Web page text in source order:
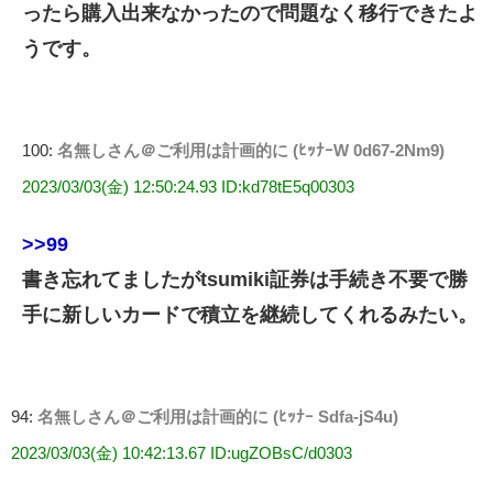
ったら購入出来なかったので問題なく移行できたよ
うです。
100: 名無しさん＠ご利用は計画的に (ﾋｯﾅｰW 0d67-2Nm9)
2023/03/03(金) 12:50:24.93 ID:kd78tE5q00303
>>99
書き忘れてましたがtsumiki証券は手続き不要で勝
手に新しいカードで積立を継続してくれるみたい。
94: 名無しさん＠ご利用は計画的に (ﾋｯﾅｰ Sdfa-jS4u)
2023/03/03(金) 10:42:13.67 ID:ugZOBsC/d0303